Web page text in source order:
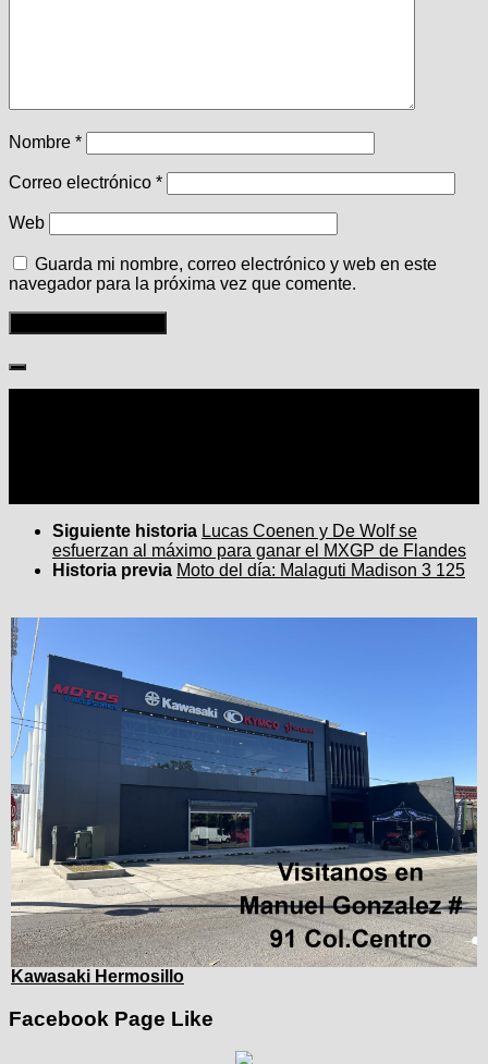
Nombre *
Correo electrónico *
Web
Guarda mi nombre, correo electrónico y web en este
navegador para la próxima vez que comente.
Siguiente historia Lucas Coenen y De Wolf se
esfuerzan al máximo para ganar el MXGP de Flandes
Historia previa Moto del día: Malaguti Madison 3 125
Kawasaki Hermosillo
Facebook Page Like